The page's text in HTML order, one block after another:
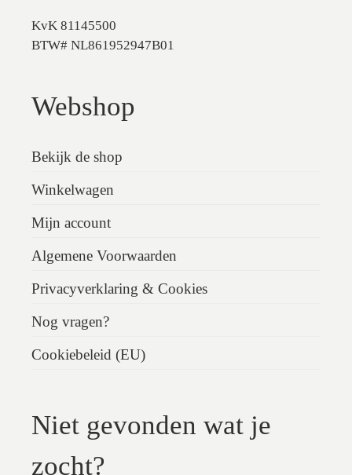
KvK 81145500
BTW# NL861952947B01
Webshop
Bekijk de shop
Winkelwagen
Mijn account
Algemene Voorwaarden
Privacyverklaring & Cookies
Nog vragen?
Cookiebeleid (EU)
Niet gevonden wat je
zocht?